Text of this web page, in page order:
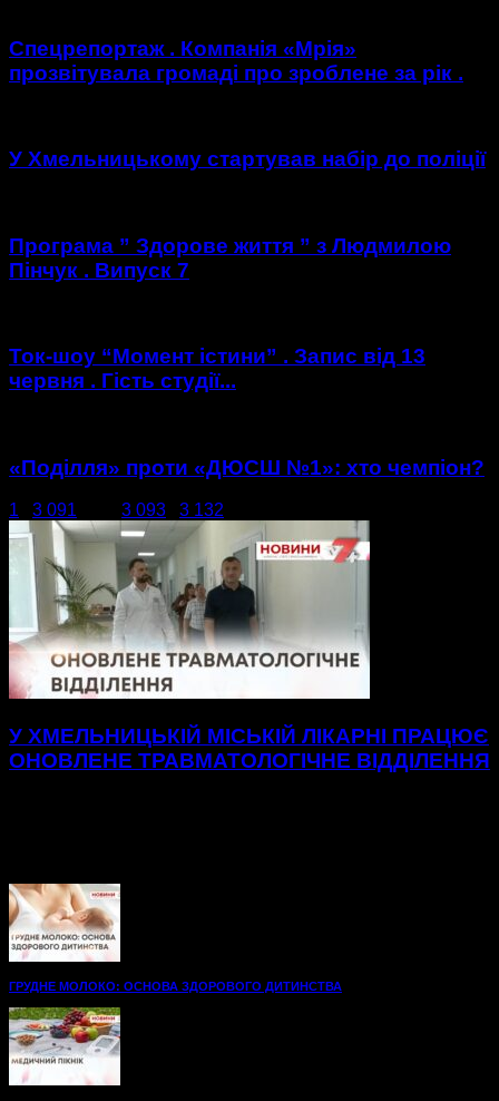
Спецрепортаж . Компанія «Мрія»
прозвітувала громаді про зроблене за рік .
У Хмельницькому стартував набір до поліції
Програма ” Здорове життя ” з Людмилою
Пінчук . Випуск 7
Ток-шоу “Момент істини” . Запис від 13
червня . Гість студії...
«Поділля» проти «ДЮСШ №1»: хто чемпіон?
1 3 091 3 093 3 132
У ХМЕЛЬНИЦЬКІЙ МІСЬКІЙ ЛІКАРНІ ПРАЦЮЄ
ОНОВЛЕНЕ ТРАВМАТОЛОГІЧНЕ ВІДДІЛЕННЯ
ГРУДНЕ МОЛОКО: ОСНОВА ЗДОРОВОГО ДИТИНСТВА